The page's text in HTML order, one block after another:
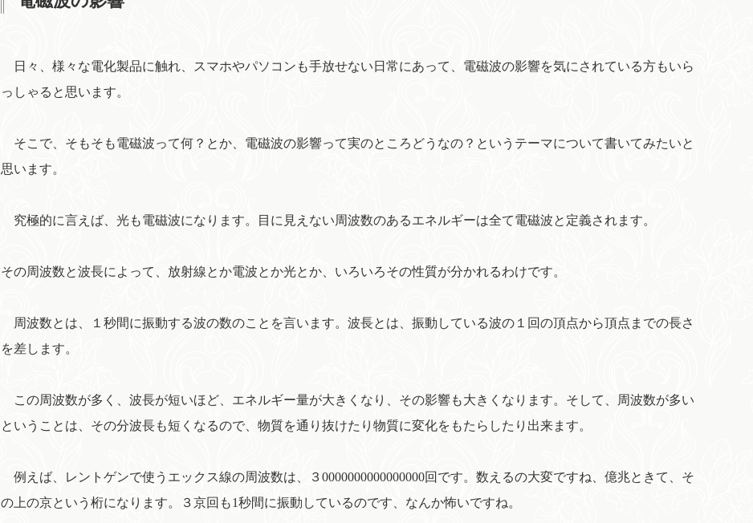
日々、様々な電化製品に触れ、スマホやパソコンも手放せない日常にあって、電磁波の影響を気にされている方もいら
っしゃると思います。
そこで、そもそも電磁波って何？とか、電磁波の影響って実のところどうなの？というテーマについて書いてみたいと
思います。
究極的に言えば、光も電磁波になります。目に見えない周波数のあるエネルギーは全て電磁波と定義されます。
その周波数と波長によって、放射線とか電波とか光とか、いろいろその性質が分かれるわけです。
周波数とは、１秒間に振動する波の数のことを言います。波長とは、振動している波の１回の頂点から頂点までの長さ
を差します。
この周波数が多く、波長が短いほど、エネルギー量が大きくなり、その影響も大きくなります。そして、周波数が多い
ということは、その分波長も短くなるので、物質を通り抜けたり物質に変化をもたらしたり出来ます。
例えば、レントゲンで使うエックス線の周波数は、３0000000000000000回です。数えるの大変ですね、億兆ときて、そ
の上の京という桁になります。３京回も1秒間に振動しているのです、なんか怖いですね。